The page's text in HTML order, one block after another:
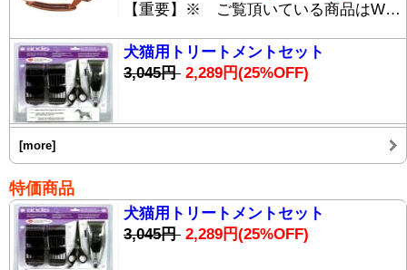
【重要】※ ご覧頂いている商品はWEBショッピングシステムのデモサイトに掲載しているダミー商品です。実際のご購入は出来ません。 【高級】本革製キャリーケース（中型犬用）[Doggy Catty BB-999]は、傷と汚れに強いグラファイで作られた小型・中型犬用のキャリーバッグです。 航空機内に持ち込み可能で、シートの下に上手く収められる大きさに作られています。 また、航空機にも使われる新素材グラファイトを使用しているため、「軽く」「丈夫」で「汚れにくい」ため、長期の旅行にも最適です。 独特のデザインと共に、内部の居住性にも気遣いがあふれており、床面のクッションは勿論、側面にもクッションが取り付けられており、わんちゃんも大安心。 ストラップの取り付け位置も変更可能。 一緒に「お出かけ用シュラフ SKシリーズ」(写真上)をお求めいただければ、防汚性・撥水性に優れた[Doggy Catty cc-0009]で、アウトドアはもちろん、海外旅行でもいつでもワンちゃんと一緒です。
犬猫用トリートメントセット
3,045円 2,289円(25%OFF)
[more]
特価商品
犬猫用トリートメントセット
3,045円 2,289円(25%OFF)